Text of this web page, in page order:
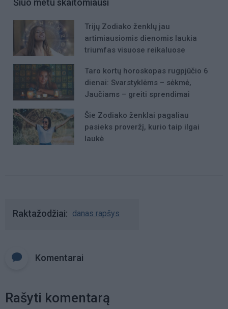
Šiuo metu skaitomiausi
Trijų Zodiako ženklų jau
artimiausiomis dienomis laukia
triumfas visuose reikaluose
Taro kortų horoskopas rugpjūčio 6
dienai: Svarstyklėms – sėkmė,
Jaučiams – greiti sprendimai
Šie Zodiako ženklai pagaliau
pasieks proveržį, kurio taip ilgai
laukė
Raktažodžiai danas rapšys
Komentarai
Rašyti komentarą